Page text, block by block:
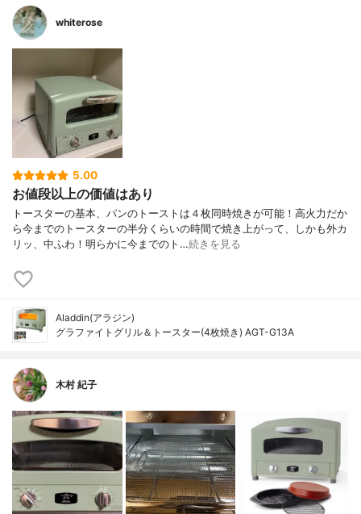
whiterose
5.00
お値段以上の価値はあり
トースターの基本、パンのトーストは４枚同時焼きが可能！高火力だか
ら今までのトースターの半分くらいの時間で焼き上がって、しかも外カ
リッ、中ふわ！明らかに今までのト…続きを見る
Aladdin(アラジン)
グラファイトグリル＆トースター(4枚焼き) AGT-G13A
木村 紀子